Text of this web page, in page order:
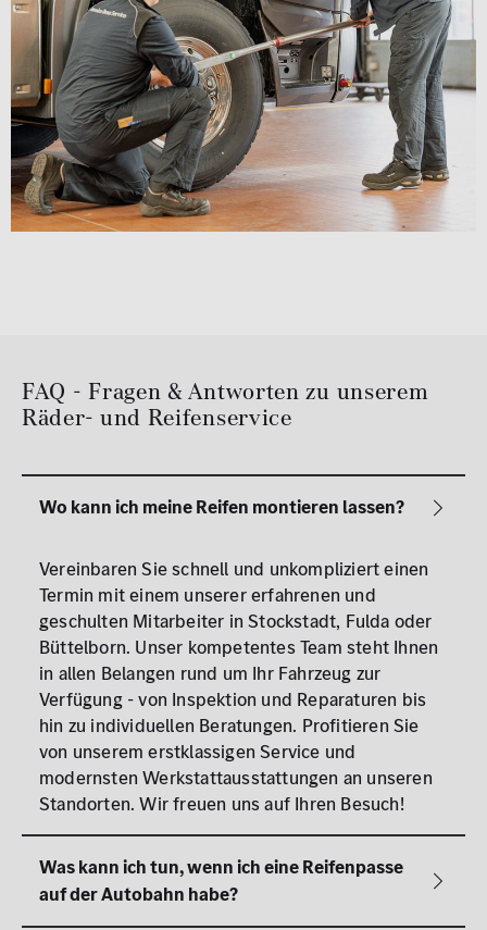
FAQ - Fragen & Antworten zu unserem
Räder- und Reifenservice
Vereinbaren Sie schnell und unkompliziert einen
Termin mit einem unserer erfahrenen und
geschulten Mitarbeiter in Stockstadt, Fulda oder
Büttelborn. Unser kompetentes Team steht Ihnen
in allen Belangen rund um Ihr Fahrzeug zur
Verfügung - von Inspektion und Reparaturen bis
hin zu individuellen Beratungen. Profitieren Sie
von unserem erstklassigen Service und
modernsten Werkstattausstattungen an unseren
Standorten. Wir freuen uns auf Ihren Besuch!